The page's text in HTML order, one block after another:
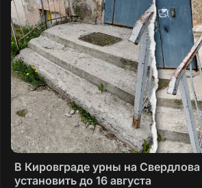
В Кировграде урны на
установить до 16 августа